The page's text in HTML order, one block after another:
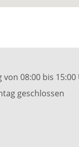
08:00 bis 15:00
geschlossen